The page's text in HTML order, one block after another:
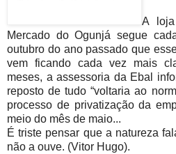
A
Mercado do Ogunjá segue
outubro do ano passado que
vem ficando cada vez mais
meses, a assessoria da Ebal
reposto de tudo “voltaria ao
processo de privatização da
meio do mês de maio...
É triste pensar que a natureza
não a ouve. (Vitor Hugo).